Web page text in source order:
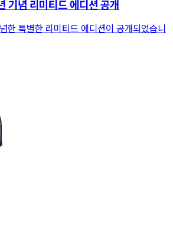
기념 리미티드 에디션 공개
한 특별한 리미티드 에디션이 공개되었습니